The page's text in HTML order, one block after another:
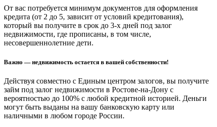
От вас потребуется минимум документов для оформления
кредита (от 2 до 5, зависит от условий кредитования),
который вы получите в срок до 3-х дней под залог
недвижимости, где прописаны, в том числе,
несовершеннолетние дети.
Важно — недвижимость остается в вашей собственности!
Действуя совместно с Единым центром залогов, вы получите
займ под залог недвижимости в Ростове-на-Дону с
вероятностью до 100% с любой кредитной историей. Деньги
могут быть выданы на вашу банковскую карту или
наличными в любом городе России.